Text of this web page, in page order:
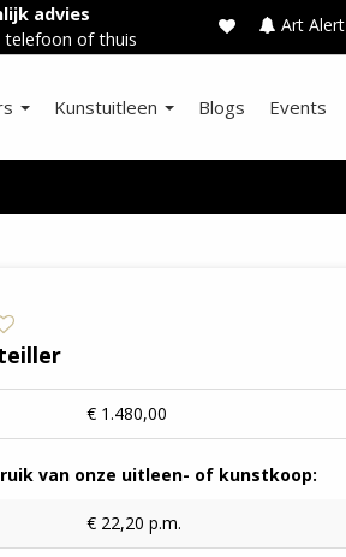
advies
telefoon of thuis
Art Alert
Kunstuitleen Blogs Events
€ 1.480,00
van onze uitleen- of kunstkoop:
€ 22,20 p.m.